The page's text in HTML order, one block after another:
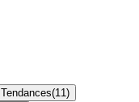
Tendances(11 )